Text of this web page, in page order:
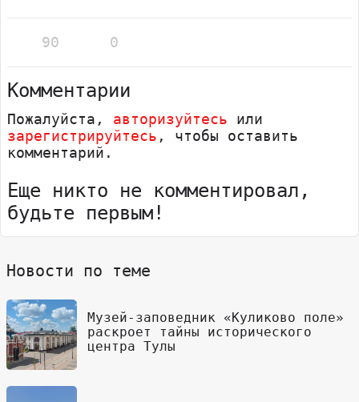
90 0
Комментарии
Пожалуйста, авторизуйтесь или
зарегистрируйтесь , чтобы оставить
комментарий.
Еще никто не комментировал,
будьте первым!
Новости по теме
Музей-заповедник «Куликово поле»
раскроет тайны исторического
центра Тулы